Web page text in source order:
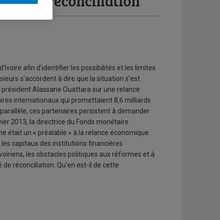
afin d’identifier les possibilités et les limites
s’accordent à dire que la situation s’est
Alassane Ouattara sur une relance
internationaux qui promettaient 8,6 milliards
ces partenaires persistent à demander
2013, la directrice du Fonds monétaire
était un « préalable » à la relance économique.
capitaux des institutions financières
les obstacles politiques aux réformes et à
réconciliation. Qu’en est-il de cette